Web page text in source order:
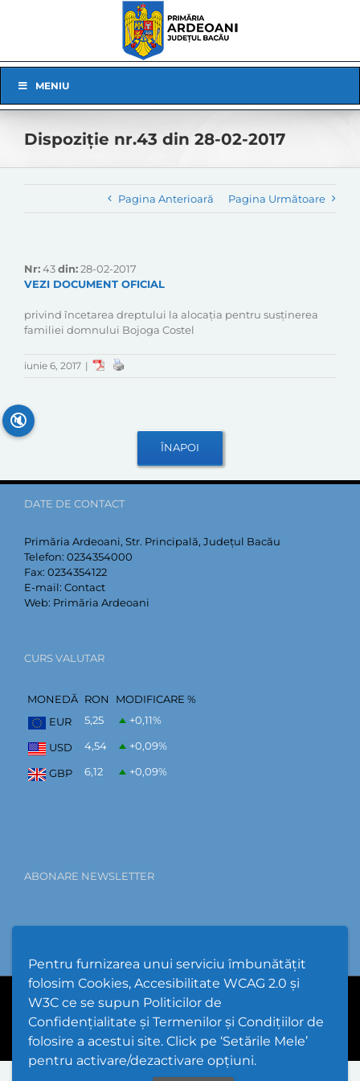
Pentru furnizarea unui serviciu îmbunătățit
folosim Cookies, Accesibilitate WCAG 2.0 și
W3C ce se supun Politicilor de
Confidențialitate și Termenilor și Condițiilor de
folosire a acestui site. Click pe ‘Setările Mele’
pentru activare/dezactivare opțiuni.
Navigation
MENIU
Dispoziție nr.43 din 28-02-2017
Pagina Anterioară Pagina Următoare
Nr:43din:28-02-2017
VEZI DOCUMENT OFICIAL
privind încetarea dreptului la alocația pentru susținerea
familiei domnului Bojoga Costel
iunie 6, 2017 |
DATE DE CONTACT
Primăria Ardeoani, Str. Principală, Județul Bacău
Telefon: 0234354000
Fax: 0234354122
E-mail: Contact
Web: Primăria Ardeoani
CURS VALUTAR
MONEDĂ RON
MODIFICARE %
EUR
5,25 +0,11%
USD 4,54 +0,09%
GBP 6,12 +0,09%
ABONARE NEWSLETTER
Hartă Website
🔇